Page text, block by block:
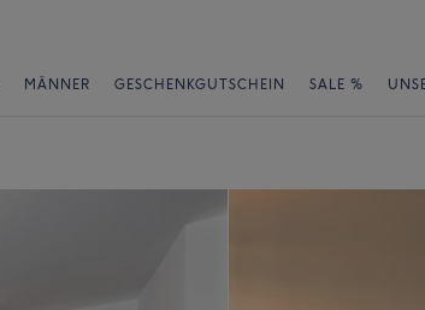
MÄNNER GESCHENKGUTSCHEIN SALE %